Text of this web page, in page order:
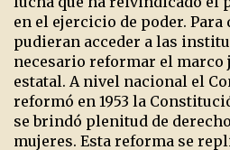
en el ejercicio de poder. Para
pudieran acceder a las
necesario reformar el
estatal. A nivel nacional el
reformó en 1953 la
se brindó plenitud de
mujeres. Esta reforma se